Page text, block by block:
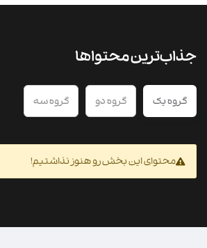
جذاب‌ترین محتواها
گروه یک گروه دو گروه سه
محتوای این بخش رو هنوز نذاشتیم!